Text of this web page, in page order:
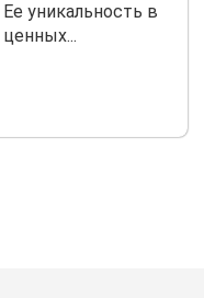
уникальность в